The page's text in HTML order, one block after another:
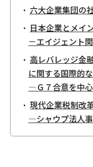
六大企業集団の
日本企業とメイ
－エイジェント
高レバレッジ金
に関する国際的
―Ｇ７合意を中
現代企業税制改
―シャウプ法人